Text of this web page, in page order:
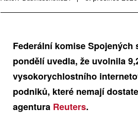
Federální komise
pondělí uvedla, že uvolnila
vysokorychlostního
podniků, které nemají
agentura Reuters.